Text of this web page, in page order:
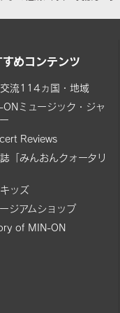
めコンテンツ
流114ヵ国・地域
ミュージック・ジャ
Reviews
「みんおんクォータリ
ッズ
ジアムショップ
of MIN-ON